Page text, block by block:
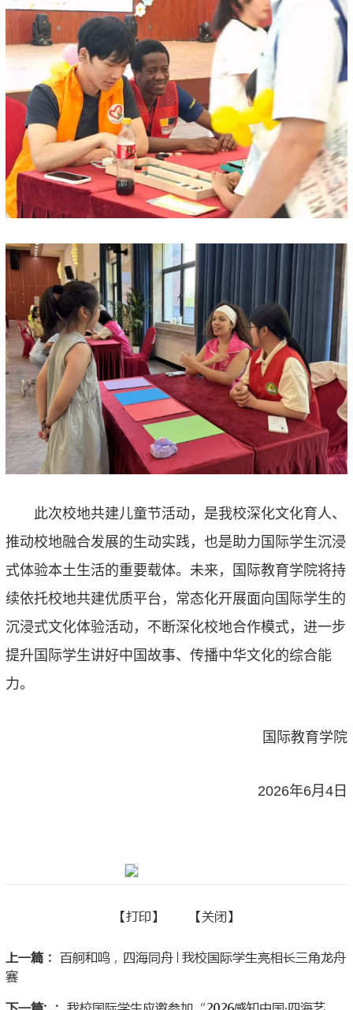
此次校地共建儿童节活动，是我校深化文化育人、
推动校地融合发展的生动实践，也是助力国际学生沉浸
式体验本土生活的重要载体。未来，国际教育学院将持
续依托校地共建优质平台，常态化开展面向国际学生的
沉浸式文化体验活动，不断深化校地合作模式，进一步
提升国际学生讲好中国故事、传播中华文化的综合能
力。
国际教育学院
2026年6月4日
【打印】 【关闭】
上一篇： 百舸和鸣，四海同舟│我校国际学生亮相长三角龙舟
赛